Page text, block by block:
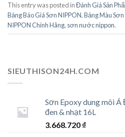
This entry was posted inĐánh Giá Sản
Bảng Báo Giá Sơn NIPPON,Bảng Màu
NIPPON Chính Hãng, sơn nước nippon.
SIEUTHISON24H.COM
Sơn Epoxy dung môi
đen & nhạt 16L
3.668.720 ₫